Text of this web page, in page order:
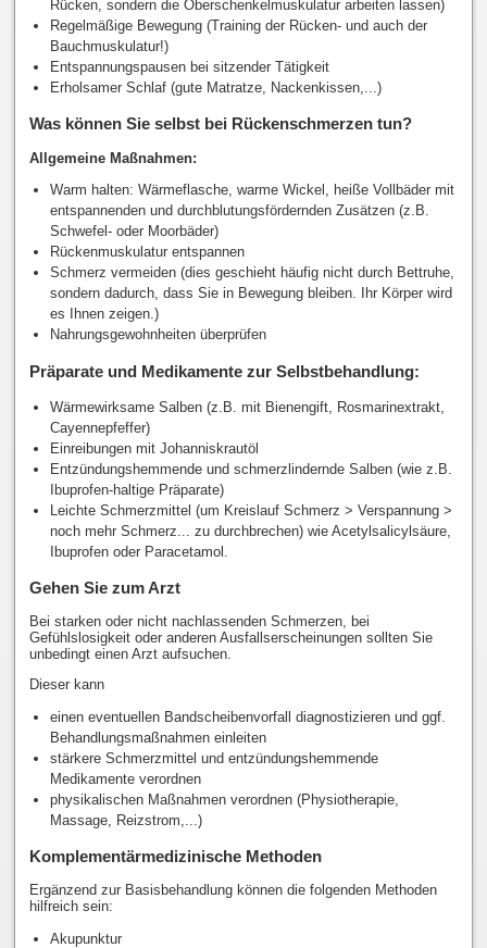
Rücken, sondern die Oberschenkelmuskulatur arbeiten lassen)
Regelmäßige Bewegung (Training der Rücken- und auch der
Bauchmuskulatur!)
Entspannungspausen bei sitzender Tätigkeit
Erholsamer Schlaf (gute Matratze, Nackenkissen,...)
Was können Sie selbst bei Rückenschmerzen tun?
Allgemeine Maßnahmen:
Warm halten: Wärmeflasche, warme Wickel, heiße Vollbäder mit
entspannenden und durchblutungsfördernden Zusätzen (z.B.
Schwefel- oder Moorbäder)
Rückenmuskulatur entspannen
Schmerz vermeiden (dies geschieht häufig nicht durch Bettruhe,
sondern dadurch, dass Sie in Bewegung bleiben. Ihr Körper wird
es Ihnen zeigen.)
Nahrungsgewohnheiten überprüfen
Präparate und Medikamente zur Selbstbehandlung:
Wärmewirksame Salben (z.B. mit Bienengift, Rosmarinextrakt,
Cayennepfeffer)
Einreibungen mit Johanniskrautöl
Entzündungshemmende und schmerzlindernde Salben (wie z.B.
Ibuprofen-haltige Präparate)
Leichte Schmerzmittel (um Kreislauf Schmerz > Verspannung >
noch mehr Schmerz... zu durchbrechen) wie Acetylsalicylsäure,
Ibuprofen oder Paracetamol.
Gehen Sie zum Arzt
Bei starken oder nicht nachlassenden Schmerzen, bei
Gefühlslosigkeit oder anderen Ausfallserscheinungen sollten Sie
unbedingt einen Arzt aufsuchen.
Dieser kann
einen eventuellen Bandscheibenvorfall diagnostizieren und ggf.
Behandlungsmaßnahmen einleiten
stärkere Schmerzmittel und entzündungshemmende
Medikamente verordnen
physikalischen Maßnahmen verordnen (Physiotherapie,
Massage, Reizstrom,...)
Komplementärmedizinische Methoden
Ergänzend zur Basisbehandlung können die folgenden Methoden
hilfreich sein:
Akupunktur